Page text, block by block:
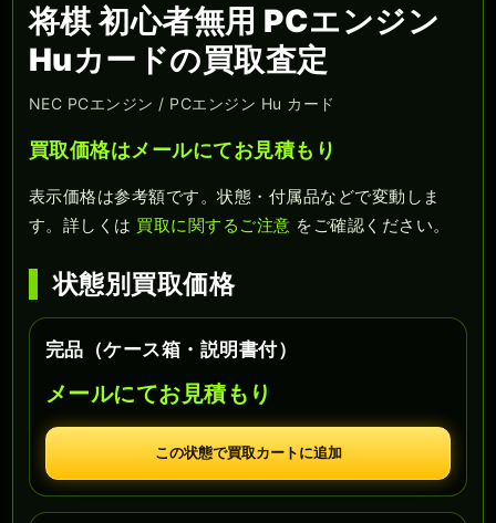
将棋 初心者無用 PCエンジン
Huカードの買取査定
NEC PCエンジン / PCエンジン Hu カード
買取価格はメールにてお見積もり
表示価格は参考額です。状態・付属品などで変動しま
す。詳しくは 買取に関するご注意 をご確認ください。
状態別買取価格
完品（ケース箱・説明書付）
メールにてお見積もり
この状態で買取カートに追加